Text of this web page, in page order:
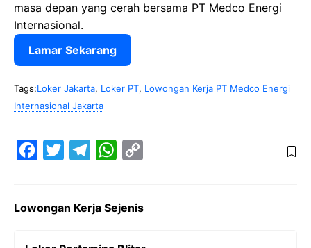
masa depan yang cerah bersama PT Medco Energi
Internasional.
Lamar Sekarang
Tags:Loker Jakarta, Loker PT, Lowongan Kerja PT Medco Energi
Internasional Jakarta
e
t
e
W
t
y
Lowongan Kerja Sejenis